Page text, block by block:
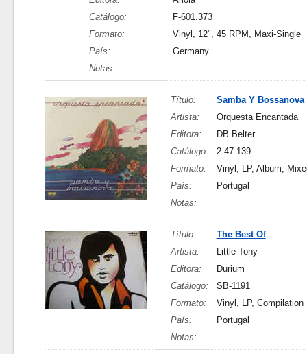
Catálogo:
F-601.373
Formato:
Vinyl, 12", 45 RPM, Maxi-Single
País:
Germany
Notas:
Título:
Samba Y Bossanova
Artista:
Orquesta Encantada
Editora:
DB Belter
Catálogo:
2-47.139
Formato:
Vinyl, LP, Album,
País:
Portugal
Notas:
Título:
The Best Of
Artista:
Little Tony
Editora:
Durium
Catálogo:
SB-1191
Formato:
Vinyl, LP, Compilation
País:
Portugal
Notas: